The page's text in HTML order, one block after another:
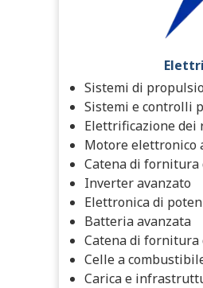
Sistemi di
Sistemi e controlli
Elettrificazione dei
Motore elettronico
Catena di
Inverter avanzato
Elettronica di
Batteria avanzata
Catena di
Celle a
Carica e